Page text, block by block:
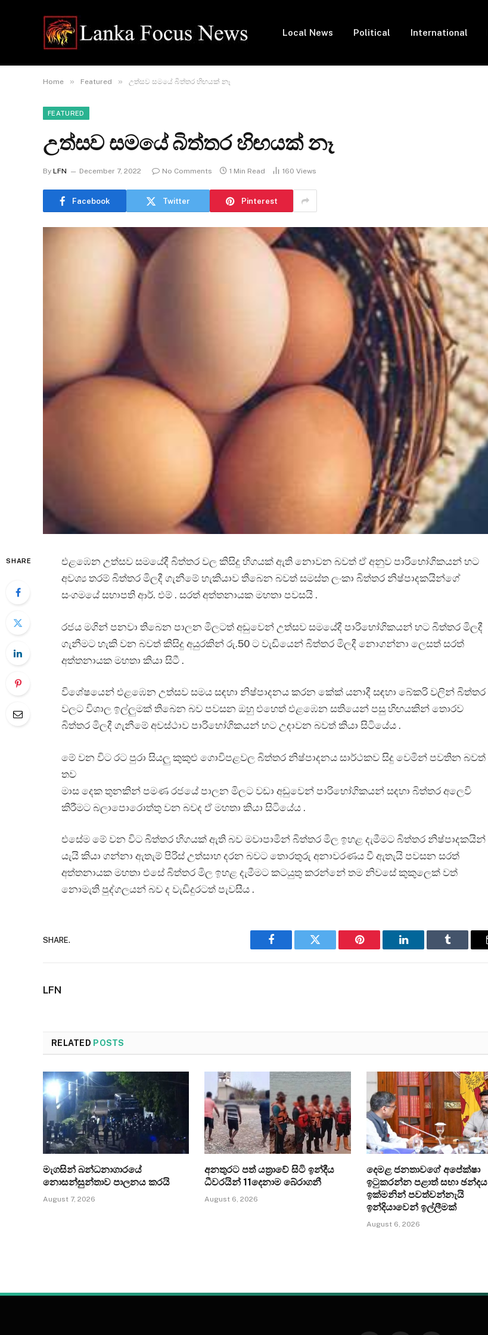
Local News Political International
Home » Featured » උත්සව සමයේ බිත්තර හිඟයක් නෑ
FEATURED
උත්සව සමයේ බිත්තර හිඟයක් නෑ
By LFN December 7, 2022 No Comments 1 Min Read 160 Views
Facebook Twitter Pinterest
SHARE
එළඹෙන උත්සව සමයේදී බිත්තර වල කිසිදු හිගයක් ඇති නොවන බවත් ඒ අනුව පාරිභෝගිකයන් හට
අවශ්‍ය තරම් බිත්තර මිලදී ගැනීමේ හැකියාව තිබෙන බවත් සමස්ත ලංකා බිත්තර නිෂ්පාදකයින්ගේ
සංගමයේ සභාපති ආර්. එම් . සරත් අත්තනායක මහතා පවසයි .
රජය මගින් පනවා තිබෙන පාලන මිලටත් අඩුවෙන් උත්සව සමයේදී පාරිභෝගිකයන් හට බිත්තර මිලදී
ගැනීමට හැකි වන බවත් කිසිදු අයුරකින් රු.50 ට වැඩියෙන් බිත්තර මිලදී නොගන්නා ලෙසත් සරත්
අත්තනායක මහතා කියා සිටී .
විශේෂයෙන් එළඹෙන උත්සව සමය සඳහා නිෂ්පාදනය කරන කේක් යනාදී සඳහා බේකරි වලින් බිත්තර
වලට විශාල ඉල්ලුමක් තිබෙන බව පවසන ඔහු එහෙත් එළඹෙන සතියෙන් පසු හිඟයකින් තොරව
බිත්තර මිලදී ගැනීමේ අවස්ථාව පාරිභෝගිකයන් හට උදාවන බවත් කියා සිටියේය .
මේ වන විට රට පුරා සියලු කුකුළු ගොවිපළවල බිත්තර නිෂ්පාදනය සාර්ථකව සිදු වෙමින් පවතින බවත්
තව
මාස දෙක තුනකින් පමණ රජයේ පාලන මිලට වඩා අඩුවෙන් පාරිභෝගිකයන් සදහා බිත්තර අලෙවි
කිරීමට බලාපොරොත්තු වන බවද ඒ මහතා කියා සිටියේය .
එසේම මේ වන විට බිත්තර හිගයක් ඇති බව මවාපාමින් බිත්තර මිල ඉහළ දැමීමට බිත්තර නිෂ්පාදකයින්
යැයි කියා ගන්නා ඇතැම් පිරිස් උත්සාහ දරන බවට තොරතුරු අනාවරණය වී ඇතැයි පවසන සරත්
අත්තනායක මහතා එසේ බිත්තර මිල ඉහළ දැමීමට කටයුතු කරන්නේ තම නිවසේ කුකුලෙක් වත්
නොමැති පුද්ගලයන් බව ද වැඩිදුරටත් පැවසීය .
SHARE.
Facebook Twitter Pinterest LinkedIn Tumblr
LFN
RELATED POSTS
මැගසින් බන්ධනාගාරයේ
නොසන්සුන්තාව පාලනය කරයි
August 7, 2026
අනතුරට පත් යත්‍රාවේ සිටි ඉන්දීය
ධීවරයින් 11දෙනාම බේරාගනී
August 6, 2026
දෙමළ ජනතාවගේ අපේක්ෂා
ඉටුකරන්න පළාත් සභා ඡන්දය
ඉක්මනින් පවත්වන්නැයි
ඉන්දියාවෙන් ඉල්ලීමක්
August 6, 2026